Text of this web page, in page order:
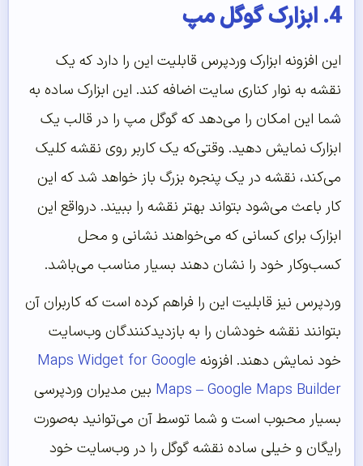
4. ابزارک گوگل مپ
این افزونه ابزارک وردپرس قابلیت این را دارد که یک
نقشه به نوار کناری سایت اضافه کند. این ابزارک ساده به
شما این امکان را می‌دهد که گوگل مپ را در قالب یک
ابزارک نمایش دهید. وقتی‌که یک کاربر روی نقشه کلیک
می‌کند، نقشه در یک پنجره بزرگ باز خواهد شد که این
کار باعث می‌شود بتواند بهتر نقشه را ببیند. درواقع این
ابزارک برای کسانی که می‌خواهند نشانی و محل
کسب‌وکار خود را نشان دهند بسیار مناسب می‌باشد.
وردپرس نیز قابلیت این را فراهم کرده است که کاربران آن
بتوانند نقشه خودشان را به بازدیدکنندگان وب‌سایت
خود نمایش دهند. افزونه Maps Widget for Google
Maps – Google Maps Builder بین مدیران وردپرسی
بسیار محبوب است و شما توسط آن می‌توانید به‌صورت
رایگان و خیلی ساده نقشه گوگل را در وب‌سایت خود